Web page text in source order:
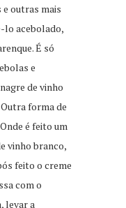
outras mais
lo acebolado,
É só
e
de vinho
forma de
é feito um
vinho branco,
feito o creme
com o
levar a